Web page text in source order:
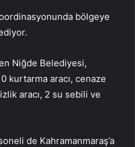
bölgeye
Niğde Belediyesi,
kurtarma aracı, cenaze
aracı, 2 su sebili ve
de Kahramanmaraş’a